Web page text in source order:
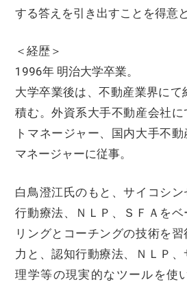
する答えを引き出すことを得意
＜経歴＞
1996年 明治大学卒業。
大学卒業後は、不動産業界に
積む。外資系大手不動産会社
トマネージャー、国内大手不
マネージャーに従事。
白鳥澄江氏のもと、サイコシ
行動療法、ＮＬＰ、ＳＦＡを
リングとコーチングの技術を
力と、認知行動療法、ＮＬＰ
理学等の現実的なツールを使